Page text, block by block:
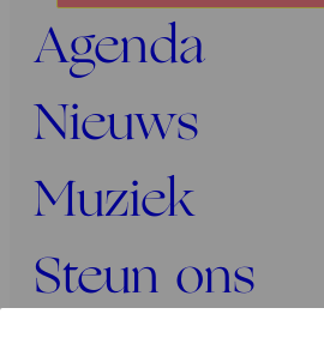
onze
nieuwsbrief
Agenda
Nieuws
Muziek
Steun ons